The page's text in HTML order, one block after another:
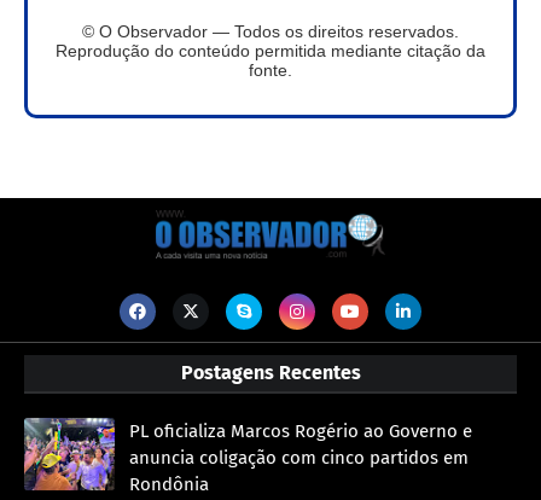
© O Observador — Todos os direitos reservados.
Reprodução do conteúdo permitida mediante citação da
fonte.
Postagens Recentes
PL oficializa Marcos Rogério ao Governo e
anuncia coligação com cinco partidos em
Rondônia